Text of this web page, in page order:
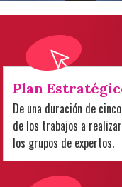
Plan
De una duración de
de los trabajos a
los grupos de expertos.